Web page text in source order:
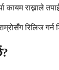
कायम राख्नाले
रिलिज